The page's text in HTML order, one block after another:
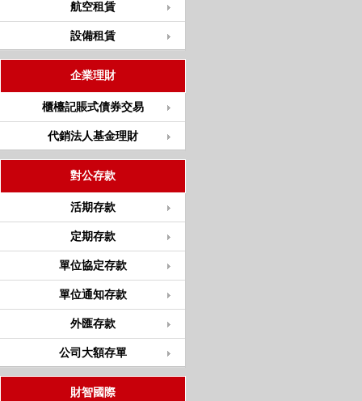
航空租賃
設備租賃
企業理財
櫃檯記賬式債券交易
代銷法人基金理財
對公存款
活期存款
定期存款
單位協定存款
單位通知存款
外匯存款
公司大額存單
財智國際